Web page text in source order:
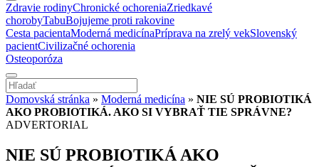
Zdravie rodinyChronické ochoreniaZriedkavé
chorobyTabuBojujeme proti rakovine
Cesta pacientaModerná medicínaPríprava na zrelý vekSlovenský
pacientCivilizačné ochorenia
Osteoporóza
Domovská stránka » Moderná medicína » NIE SÚ PROBIOTIKÁ
AKO PROBIOTIKÁ. AKO SI VYBRAŤ TIE SPRÁVNE?
ADVERTORIAL
NIE SÚ PROBIOTIKÁ AKO